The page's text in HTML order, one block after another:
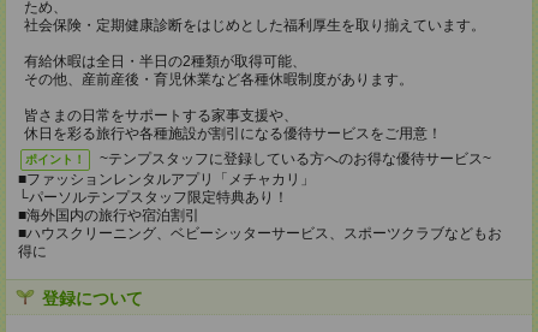
ため、
社会保険・定期健康診断をはじめとした福利厚生を取り揃えています。
有給休暇は全日・半日の2種類が取得可能、
その他、産前産後・育児休業など各種休暇制度があります。
皆さまの日常をサポートする家事支援や、
休日を彩る旅行や各種施設が割引になる優待サービスをご用意！
ポイント！
~テンプスタッフに登録している方へのお得な優待サービス~
■ファッションレンタルアプリ「メチャカリ」
└パーソルテンプスタッフ限定特典あり！
■海外国内の旅行や宿泊割引
■ハウスクリーニング、ベビーシッターサービス、スポーツクラブなどもお
得に
登録について